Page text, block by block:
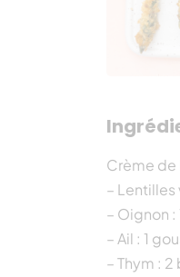
Crème de
– Lentilles
– Oignon :
– Ail : 1
– Thym : 2